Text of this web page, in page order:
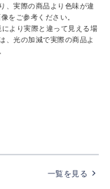
、実際の商品より色味が違
をご参考ください。
より実際と違って見える場
、光の加減で実際の商品よ
一覧を見る